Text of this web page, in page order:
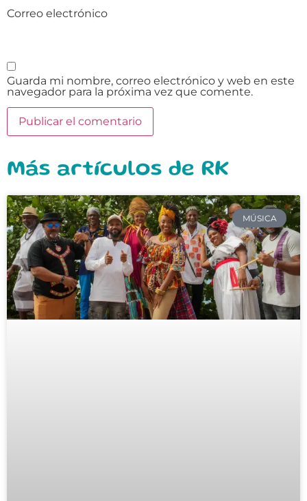
Correo electrónico
Guarda mi nombre, correo electrónico y web en este
navegador para la próxima vez que comente.
Más artículos de RK
MÚSICA